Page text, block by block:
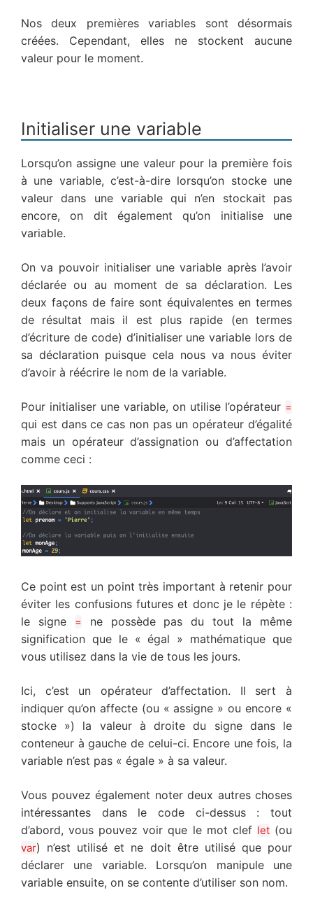
Nos deux premières variables sont désormais
créées. Cependant, elles ne stockent aucune
valeur pour le moment.
Initialiser une variable
Lorsqu’on assigne une valeur pour la première fois
à une variable, c’est-à-dire lorsqu’on stocke une
valeur dans une variable qui n’en stockait pas
encore, on dit également qu’on initialise une
variable.
On va pouvoir initialiser une variable après l’avoir
déclarée ou au moment de sa déclaration. Les
deux façons de faire sont équivalentes en termes
de résultat mais il est plus rapide (en termes
d’écriture de code) d’initialiser une variable lors de
sa déclaration puisque cela nous va nous éviter
d’avoir à réécrire le nom de la variable.
Pour initialiser une variable, on utilise l’opérateur =
qui est dans ce cas non pas un opérateur d’égalité
mais un opérateur d’assignation ou d’affectation
comme ceci :
Ce point est un point très important à retenir pour
éviter les confusions futures et donc je le répète :
le signe = ne possède pas du tout la même
signification que le « égal » mathématique que
vous utilisez dans la vie de tous les jours.
Ici, c’est un opérateur d’affectation. Il sert à
indiquer qu’on affecte (ou « assigne » ou encore «
stocke ») la valeur à droite du signe dans le
conteneur à gauche de celui-ci. Encore une fois, la
variable n’est pas « égale » à sa valeur.
Vous pouvez également noter deux autres choses
intéressantes dans le code ci-dessus : tout
d’abord, vous pouvez voir que le mot clef let(ou
var) n’est utilisé et ne doit être utilisé que pour
déclarer une variable. Lorsqu’on manipule une
variable ensuite, on se contente d’utiliser son nom.